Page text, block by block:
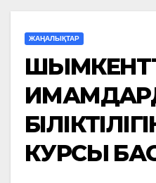
ЖАҢАЛЫҚТАР
КУРСЫ